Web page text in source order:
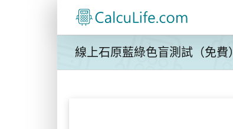
線上石原藍綠色盲測試（免費）